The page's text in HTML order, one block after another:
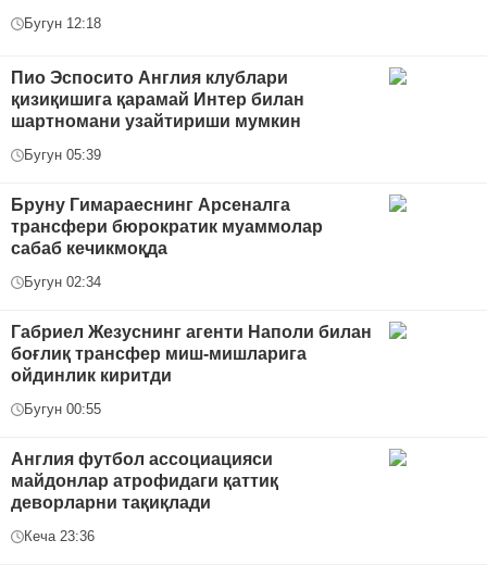
Бугун 12:18
Пио Эспосито Англия клублари
қизиқишига қарамай Интер билан
шартномани узайтириши мумкин
Бугун 05:39
Бруну Гимараеснинг Арсеналга
трансфери бюрократик муаммолар
сабаб кечикмоқда
Бугун 02:34
Габриел Жезуснинг агенти Наполи билан
боғлиқ трансфер миш-мишларига
ойдинлик киритди
Бугун 00:55
Англия футбол ассоциацияси
майдонлар атрофидаги қаттиқ
деворларни тақиқлади
Кеча 23:36